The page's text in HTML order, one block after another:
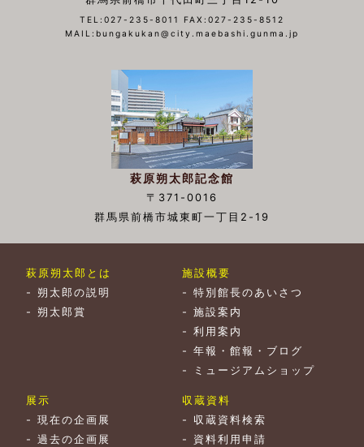
TEL:027-235-8011 FAX:027-235-8512
MAIL:bungakukan@city.maebashi.gunma.jp
萩原朔太郎記念館
〒371-0016
群馬県前橋市城東町一丁目2-19
萩原朔太郎とは
-朔太郎の説明
-朔太郎賞
施設概要
- 特別館長のあいさつ
- 施設案内
- 利用案内
- 年報・館報・ブログ
-
ミュージアムショップ
展示
-現在の企画展
-過去の企画展
収蔵資料
- 収蔵資料検索
- 資料利用申請